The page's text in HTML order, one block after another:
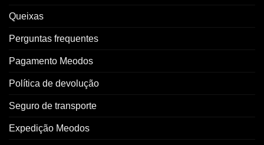
Queixas
Perguntas frequentes
Pagamento Meodos
Política de devolução
Seguro de transporte
Expedição Meodos